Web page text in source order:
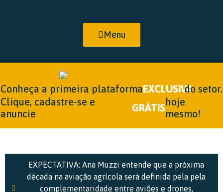
Menu
Conheça a primeira plataformaEXCLUSIVAdo setor.
Clique, cadastre-se e
anuncie
GRÁTIS
hoje
mesmo!
EXPECTATIVA: Ana Muzzi entende que a próxima
década na aviação agrícola será definida pela pela
complementaridade entre aviões e drones,